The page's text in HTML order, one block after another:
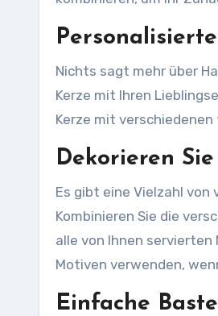
Nichts sagt mehr über
Kerze mit Ihren
Kerze mit
Dekorieren
Es gibt eine Vielzahl von
Kombinieren Sie die
alle von Ihnen
Motiven verwenden,
Einfache